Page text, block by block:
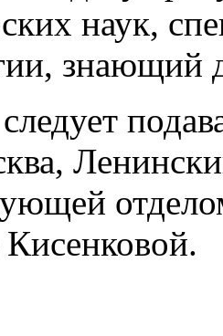
наук,
знающий